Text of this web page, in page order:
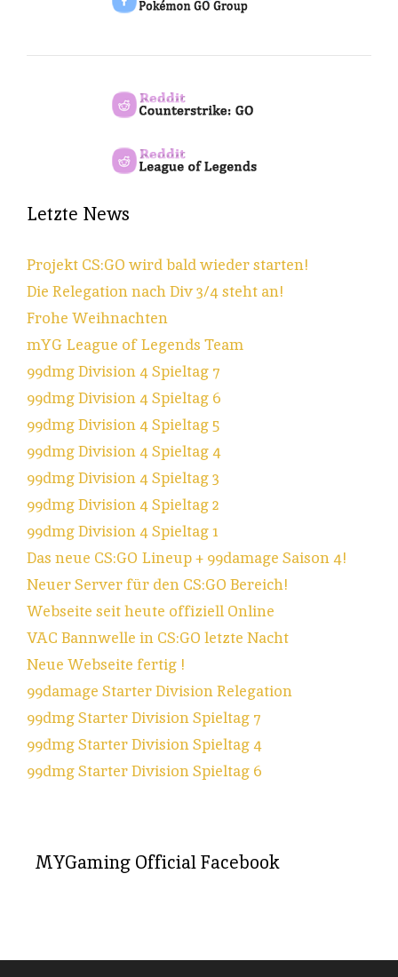
Letzte News
Projekt CS:GO wird bald wieder starten!
Die Relegation nach Div 3/4 steht an!
Frohe Weihnachten
mYG League of Legends Team
99dmg Division 4 Spieltag 7
99dmg Division 4 Spieltag 6
99dmg Division 4 Spieltag 5
99dmg Division 4 Spieltag 4
99dmg Division 4 Spieltag 3
99dmg Division 4 Spieltag 2
99dmg Division 4 Spieltag 1
Das neue CS:GO Lineup + 99damage Saison 4!
Neuer Server für den CS:GO Bereich!
Webseite seit heute offiziell Online
VAC Bannwelle in CS:GO letzte Nacht
Neue Webseite fertig !
99damage Starter Division Relegation
99dmg Starter Division Spieltag 7
99dmg Starter Division Spieltag 4
99dmg Starter Division Spieltag 6
MYGaming Official Facebook